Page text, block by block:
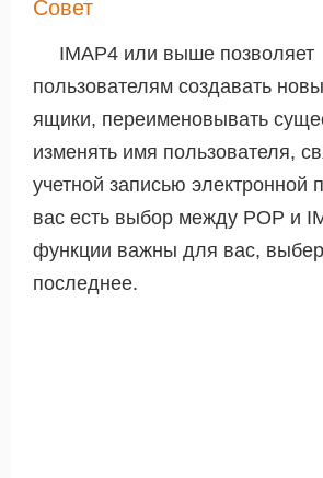
Совет
IMAP4 или выше позволяет
пользователям создавать
ящики, переименовывать
изменять имя пользователя,
учетной записью электронной
вас есть выбор между POP и
функции важны для вас,
последнее.